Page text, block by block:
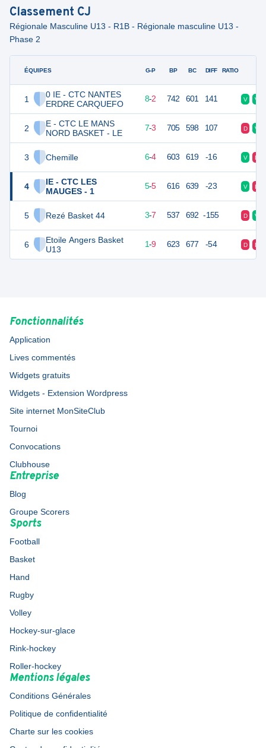
Classement CJ
Régionale Masculine U13 - R1B - Régionale masculine U13 -
Phase 2
ÉQUIPES
1
0 IE - CTC NANTES
ERDRE CARQUEFO
2
E - CTC LE MANS
NORD BASKET - LE
3 Chemille
4
IE - CTC LES
MAUGES - 1
5 Rezé Basket 44
6
Etoile Angers Basket
U13
G-P BP BC DIFF RATIO
18 8-2 742 601 141 V V
17 7-3 705 598 107 D V
6-4 603 619 -16 V D
5-5 616 639 -23 V D
13 3-7 537 692 -155 D V
11 10 1-9 623 677 -54 D D
Fonctionnalités
Application
Lives commentés
Widgets gratuits
Widgets - Extension Wordpress
Site internet MonSiteClub
Tournoi
Convocations
Clubhouse
Entreprise
Blog
Groupe Scorers
Sports
Football
Basket
Hand
Rugby
Volley
Hockey-sur-glace
Rink-hockey
Roller-hockey
Mentions légales
Conditions Générales
Politique de confidentialité
Charte sur les cookies